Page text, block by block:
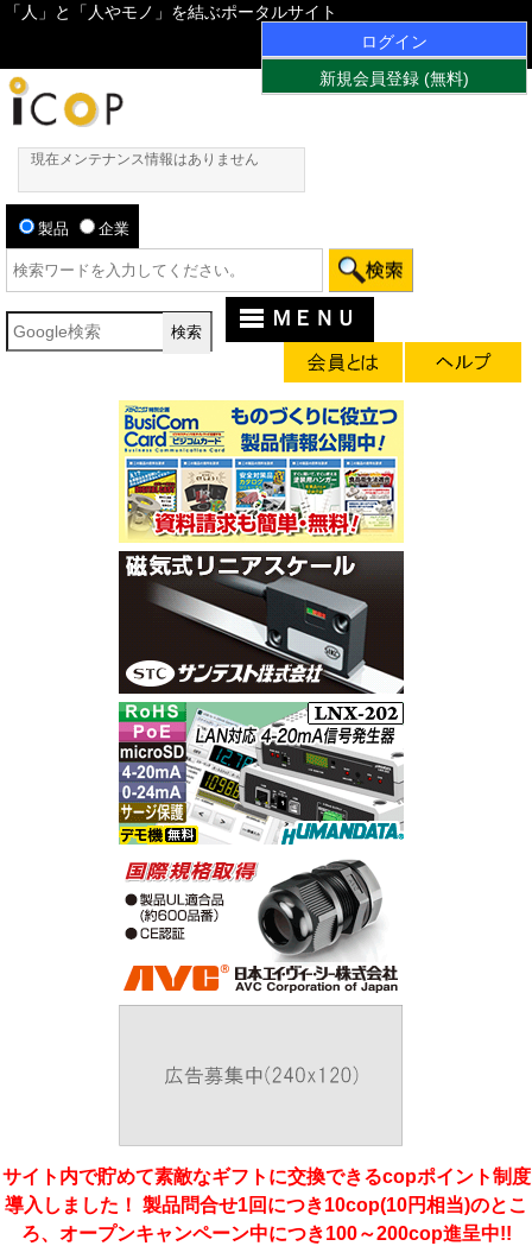
「人」と「人やモノ」を結ぶポータルサイト
ログイン
新規会員登録 (無料)
現在メンテナンス情報はありません
製品 企業
ＭＥＮＵ
サイト内で貯めて素敵なギフトに交換できるcopポイント制度
導入しました！ 製品問合せ1回につき10cop(10円相当)のとこ
ろ、オープンキャンペーン中につき100～200cop進呈中!!